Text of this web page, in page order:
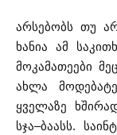
არსებობს თუ
ხანია ამ
მოკამათეები
ახლა
ყველაზე
სჯა–ბაასს.